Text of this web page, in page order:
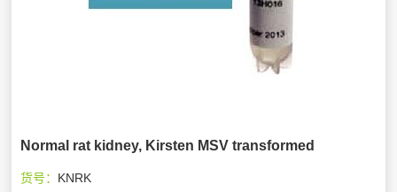
Normal rat kidney, Kirsten MSV transformed
货号： KNRK